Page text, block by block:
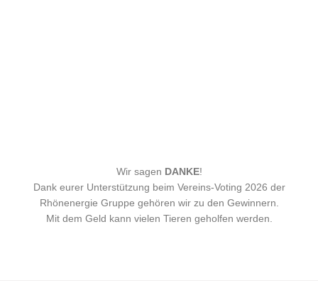
Wir sagen DANKE!
Dank eurer Unterstützung beim Vereins-Voting 2026 der
Rhönenergie Gruppe gehören wir zu den Gewinnern.
Mit dem Geld kann vielen Tieren geholfen werden.